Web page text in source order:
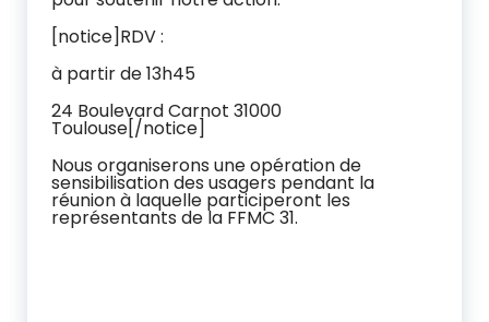
[notice]RDV :
à partir de 13h45
24 Boulevard Carnot 31000
Toulouse[/notice]
Nous organiserons une opération de
sensibilisation des usagers pendant la
réunion à laquelle participeront les
représentants de la FFMC 31.